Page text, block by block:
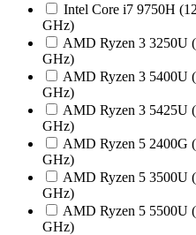
Intel Core i7 9750H
GHz)
AMD Ryzen 3 3250U
GHz)
AMD Ryzen 3 5400U
GHz)
AMD Ryzen 3 5425U
GHz)
AMD Ryzen 5 2400G
GHz)
AMD Ryzen 5 3500U
GHz)
AMD Ryzen 5 5500U
GHz)